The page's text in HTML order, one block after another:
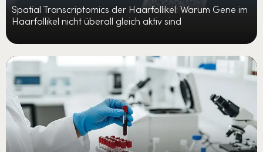
Spatial Transcriptomics der Haarfollikel: Warum Gene im
Haarfollikel nicht überall gleich aktiv sind